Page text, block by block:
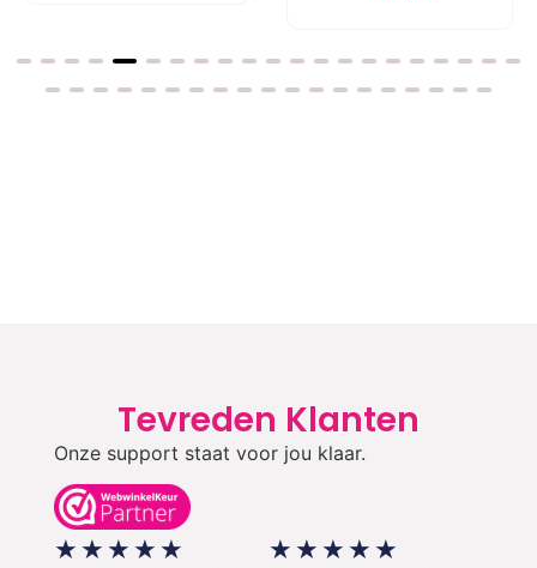
Tevreden Klanten
Onze support staat voor jou klaar.
★ ★ ★ ★ ★ ★ ★ ★ ★ ★